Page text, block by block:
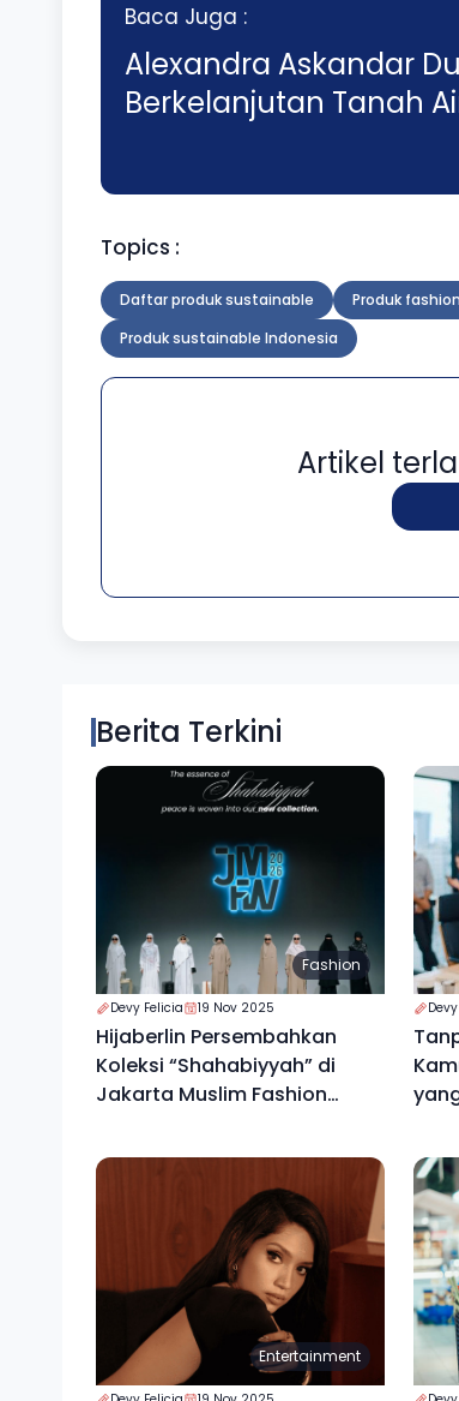
Baca Juga :
Alexandra Askandar
Berkelanjutan Tanah
Topics :
Daftar produk sustainable Produk
Produk sustainable Indonesia
Artikel
Berita Terkini
Fashion
Devy Felicia 19 Nov 2025
Hijaberlin Persembahkan
Koleksi “Shahabiyyah” di
Jakarta Muslim Fashion
Entertainment